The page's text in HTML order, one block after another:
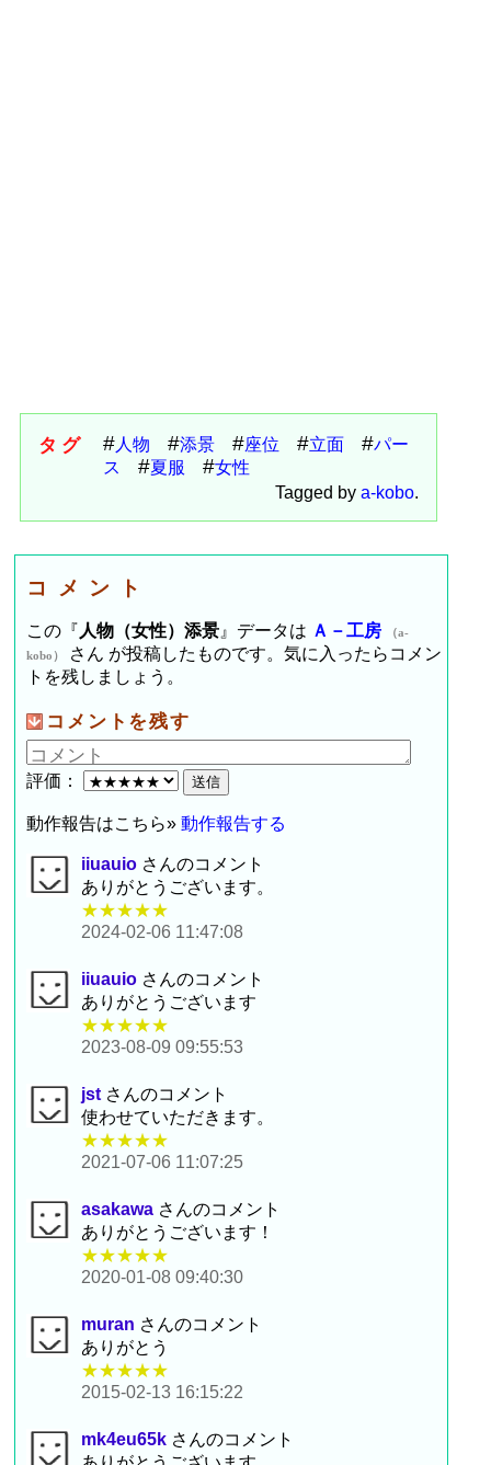
タグ 人物 添景 座位 立面
パー
ス
夏服
女性
Tagged by a-kobo.
コメント
この『 人物（女性）添景 』データは Ａ－工房
（a-
kobo）
さん が投稿したものです。気に入ったらコメン
トを残しましょう。
コメントを残す
評価：
動作報告はこちら»動作報告する
iiuauio さんのコメント
ありがとうございます。
★★★★★
2024-02-06 11:47:08
iiuauio さんのコメント
ありがとうございます
★★★★★
2023-08-09 09:55:53
jst さんのコメント
使わせていただきます。
★★★★★
2021-07-06 11:07:25
asakawa さんのコメント
ありがとうございます！
★★★★★
2020-01-08 09:40:30
muran さんのコメント
ありがとう
★★★★★
2015-02-13 16:15:22
mk4eu65k さんのコメント